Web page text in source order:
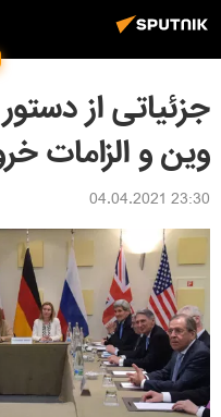
جزئیاتی از
وین و الزامات
23:30 04.04.2021